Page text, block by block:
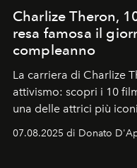
Charlize Theron,
resa famosa il
compleanno
La carriera di Charlize
attivismo: scopri i 10
una delle attrici più
07.08.2025 di Donato